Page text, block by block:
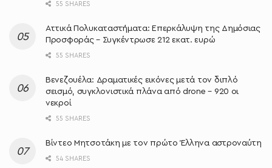
55 SHARES
Αττικά Πολυκαταστήματα: Επερκάλυψη της Δημόσιας
Προσφοράς – Συγκέντρωσε 212 εκατ. ευρώ
55 SHARES
Βενεζουέλα: Δραματικές εικόνες μετά τον διπλό
σεισμό, συγκλονιστικά πλάνα από drone – 920 οι
νεκροί
55 SHARES
Bίντεο Μητσοτάκη με τον πρώτο Έλληνα αστροναύτη
54 SHARES